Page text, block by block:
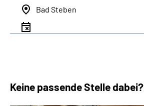
Bad Steben
Keine passende Stelle dabei?